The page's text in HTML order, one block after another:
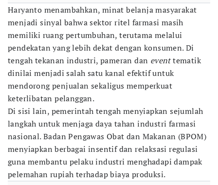
Haryanto menambahkan, minat belanja masyarakat
menjadi sinyal bahwa sektor ritel farmasi masih
memiliki ruang pertumbuhan, terutama melalui
pendekatan yang lebih dekat dengan konsumen. Di
tengah tekanan industri, pameran dan eventtematik
dinilai menjadi salah satu kanal efektif untuk
mendorong penjualan sekaligus memperkuat
keterlibatan pelanggan.
Di sisi lain, pemerintah tengah menyiapkan sejumlah
langkah untuk menjaga daya tahan industri farmasi
nasional. Badan Pengawas Obat dan Makanan (BPOM)
menyiapkan berbagai insentif dan relaksasi regulasi
guna membantu pelaku industri menghadapi dampak
pelemahan rupiah terhadap biaya produksi.